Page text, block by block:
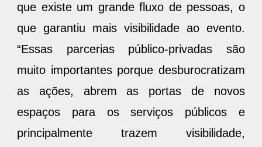
que existe um grande fluxo de pessoas, o
que garantiu mais visibilidade ao evento.
“Essas parcerias público-privadas são
muito importantes porque desburocratizam
as ações, abrem as portas de novos
espaços para os serviços públicos e
principalmente trazem visibilidade,